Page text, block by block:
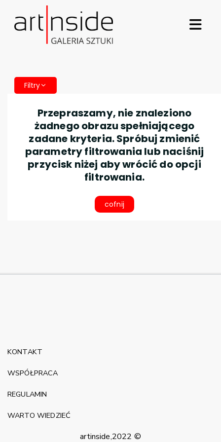
Filtry
Przepraszamy, nie znaleziono
żadnego obrazu spełniającego
zadane kryteria. Spróbuj zmienić
parametry filtrowania lub naciśnij
przycisk niżej aby wrócić do opcji
filtrowania.
cofnij
artinside,2022 ©
KONTAKT
WSPÓŁPRACA
REGULAMIN
WARTO WIEDZIEĆ